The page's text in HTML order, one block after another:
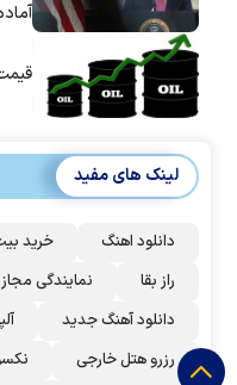
قیمت
لینک های مفید
دانلود اهنگ خرید
راز بقا
نمایندگی
دانلود آهنگ جدید
رزرو هتل خارجی